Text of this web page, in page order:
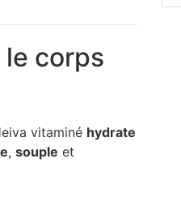
corps
vitaminé hydrate
, souple et